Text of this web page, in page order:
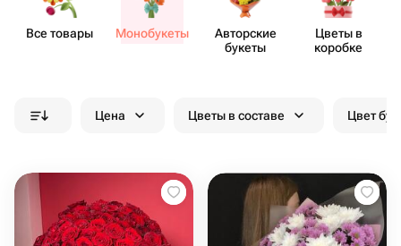
Все товары Моно​букеты
Авторские
букеты
Цветы в
коробке
Цена Цветы в составе Цвет